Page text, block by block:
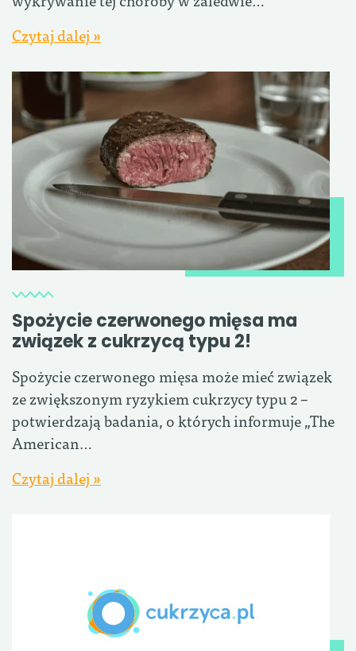
Czytaj dalej »
Spożycie czerwonego mięsa ma
związek z cukrzycą typu 2!
Spożycie czerwonego mięsa może mieć związek
ze zwiększonym ryzykiem cukrzycy typu 2 –
potwierdzają badania, o których informuje „The
American…
Czytaj dalej »